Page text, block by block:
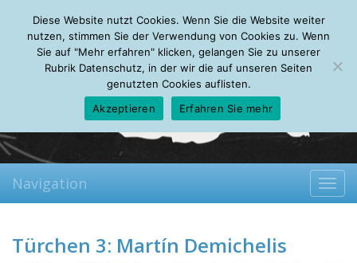
Sunday, 09.08.2026
Mein Account
About Autoren Leseempfehlungen FAQ
Navigation
Türchen 3: Martín Demichelis
Diese Website nutzt Cookies. Wenn Sie die Website weiter
nutzen, stimmen Sie der Verwendung von Cookies zu. Wenn
Sie auf "Mehr erfahren" klicken, gelangen Sie zu unserer
Rubrik Datenschutz, in der wir die auf unseren Seiten
genutzten Cookies auflisten.
Akzeptieren
Erfahren Sie mehr